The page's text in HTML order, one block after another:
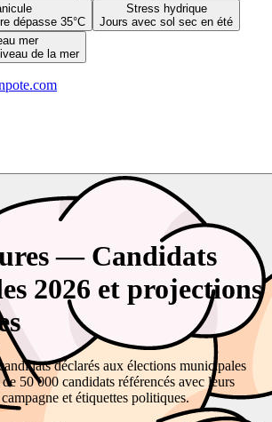
dépasse 35°C
Stress hydrique
Jours avec sol sec en été
mer
de la mer
— Candidats
2026 et projections
déclarés aux élections municipales
50 000 candidats référencés avec leurs
et étiquettes politiques.